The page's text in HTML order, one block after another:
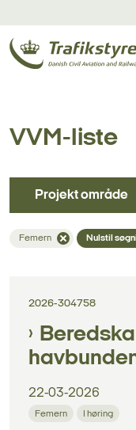
VVM-liste
Femern Nulstil
Projekt område
2026-304758
22-03-2026
Femern I høring